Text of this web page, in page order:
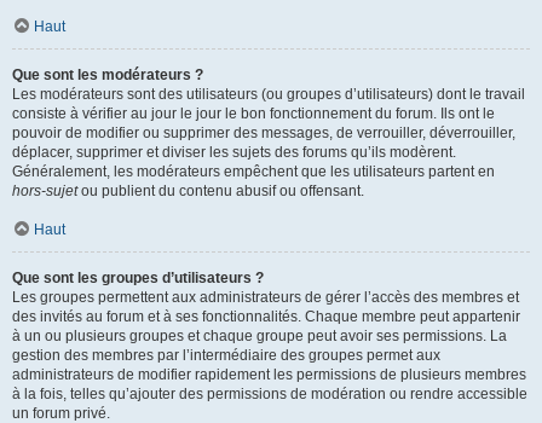
Haut
Que sont les modérateurs ?
Les modérateurs sont des utilisateurs (ou groupes d’utilisateurs) dont le travail
consiste à vérifier au jour le jour le bon fonctionnement du forum. Ils ont le
pouvoir de modifier ou supprimer des messages, de verrouiller, déverrouiller,
déplacer, supprimer et diviser les sujets des forums qu’ils modèrent.
Généralement, les modérateurs empêchent que les utilisateurs partent en
hors-sujetou publient du contenu abusif ou offensant.
Haut
Que sont les groupes d’utilisateurs ?
Les groupes permettent aux administrateurs de gérer l’accès des membres et
des invités au forum et à ses fonctionnalités. Chaque membre peut appartenir
à un ou plusieurs groupes et chaque groupe peut avoir ses permissions. La
gestion des membres par l’intermédiaire des groupes permet aux
administrateurs de modifier rapidement les permissions de plusieurs membres
à la fois, telles qu’ajouter des permissions de modération ou rendre accessible
un forum privé.